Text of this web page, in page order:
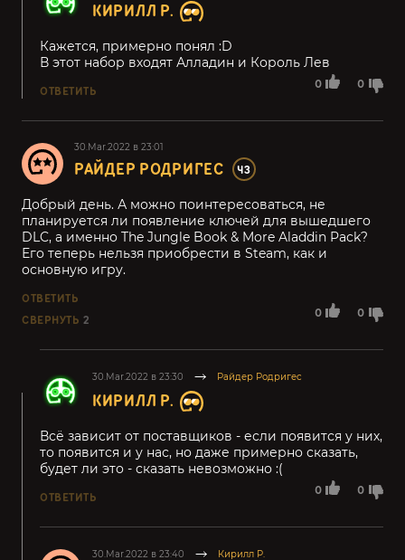
КИРИЛЛ Р.
0 0
Кажется, примерно понял :D
В этот набор входят Алладин и Король Лев
ОТВЕТИТЬ
30.Mar.2022 в 23:01
РАЙДЕР РОДРИГЕС 43
0 0
Добрый день. А можно поинтересоваться, не
планируется ли появление ключей для вышедшего
DLC, а именно The Jungle Book & More Aladdin Pack?
Его теперь нельзя приобрести в Steam, как и
основную игру.
ОТВЕТИТЬ
СВЕРНУТЬ 2
30.Mar.2022 в 23:30 Райдер Родригес
КИРИЛЛ Р.
0 0
Всё зависит от поставщиков - если появится у них,
то появится и у нас, но даже примерно сказать,
будет ли это - сказать невозможно :(
ОТВЕТИТЬ
30.Mar.2022 в 23:40 Кирилл Р.